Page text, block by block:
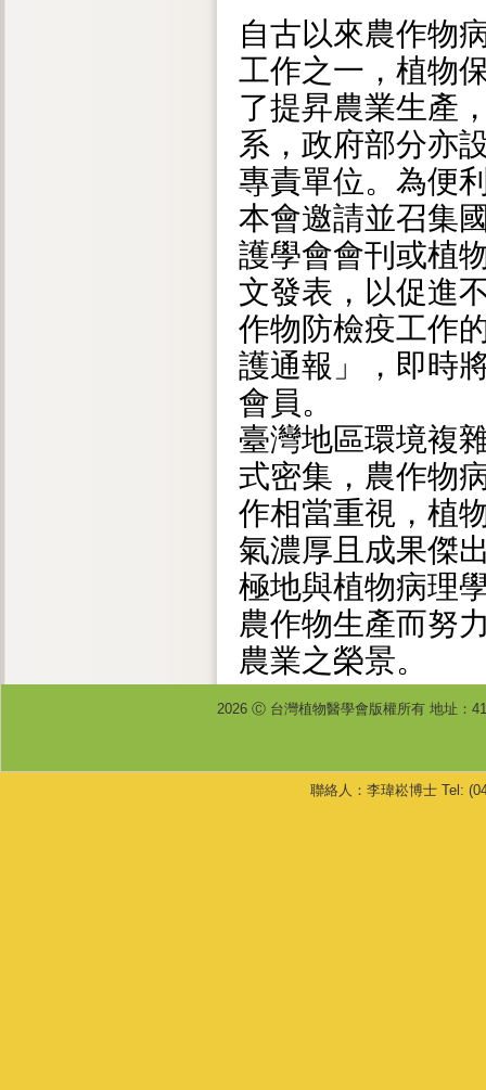
自古以來農作物
工作之一，植物
了提昇農業生產
系，政府部分亦
專責單位。為便
本會邀請並召集
護學會會刊或植
文發表，以促進
作物防檢疫工作
護通報」，即時
會員。
臺灣地區環境複
式密集，農作物
作相當重視，植
氣濃厚且成果傑
極地與植物病理
農作物生產而努
農業之榮景。
2026 Ⓒ 台灣植物醫學會版權所有 地址：
聯絡人：李瑋崧博士 Tel: